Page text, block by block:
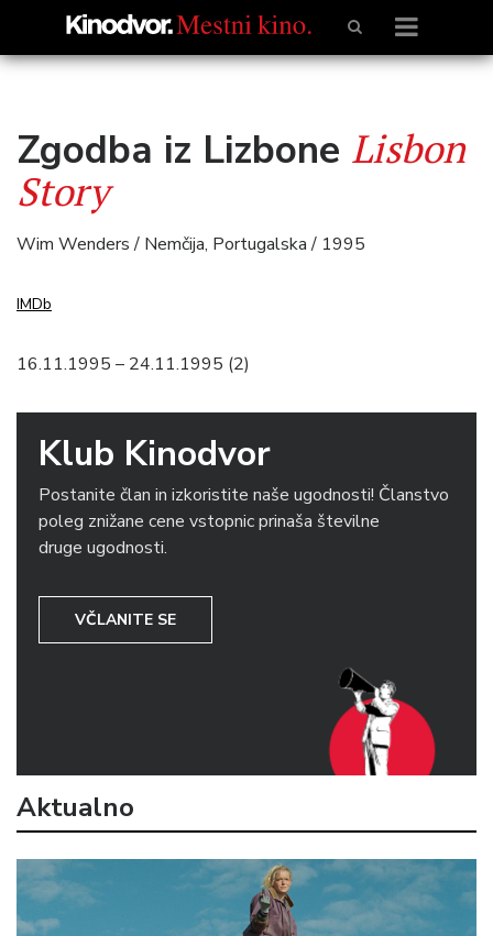
Zgodba iz Lizbone Lisbon
Story
Wim Wenders / Nemčija, Portugalska / 1995
IMDb
16.11.1995 – 24.11.1995 (2)
Klub Kinodvor
Postanite član in izkoristite naše ugodnosti! Članstvo
poleg znižane cene vstopnic prinaša številne
druge ugodnosti.
VČLANITE SE
Aktualno